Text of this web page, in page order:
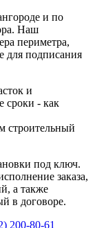
и по
Наш
периметра,
для подписания
и
сроки - как
строительный
под ключ.
заказа,
а также
в договоре.
200-80-61